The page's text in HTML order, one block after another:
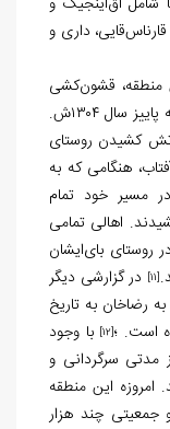
داری و
منطقه، قشون‌کشی
جان‌محمدخان دولو و کشتارهای او است که به پاییز سال ۱۳۰۴ش.
کشیدن روستای
هنگامی که به
مسیر خود تمام
اهالی تمامی
روستای بای‌ایشان
[11]
در گزارشی دیگر
رضاخان به تاریخ
[12]
با وجود
مدتی سرگردانی و
امروزه این منطقه
چند هزار